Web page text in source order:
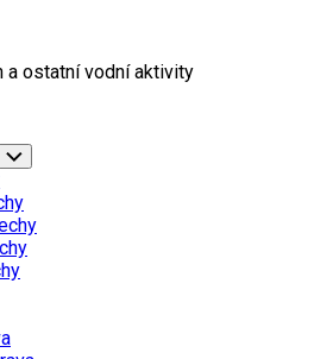
a ostatní vodní aktivity
Toggle
Child
Menu